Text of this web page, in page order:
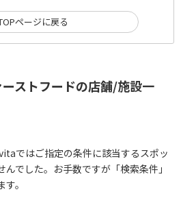
ストフードの店舗/施設一
ではご指定の条件に該当するスポッ
でした。お手数ですが「検索条件」
。
ページに戻る